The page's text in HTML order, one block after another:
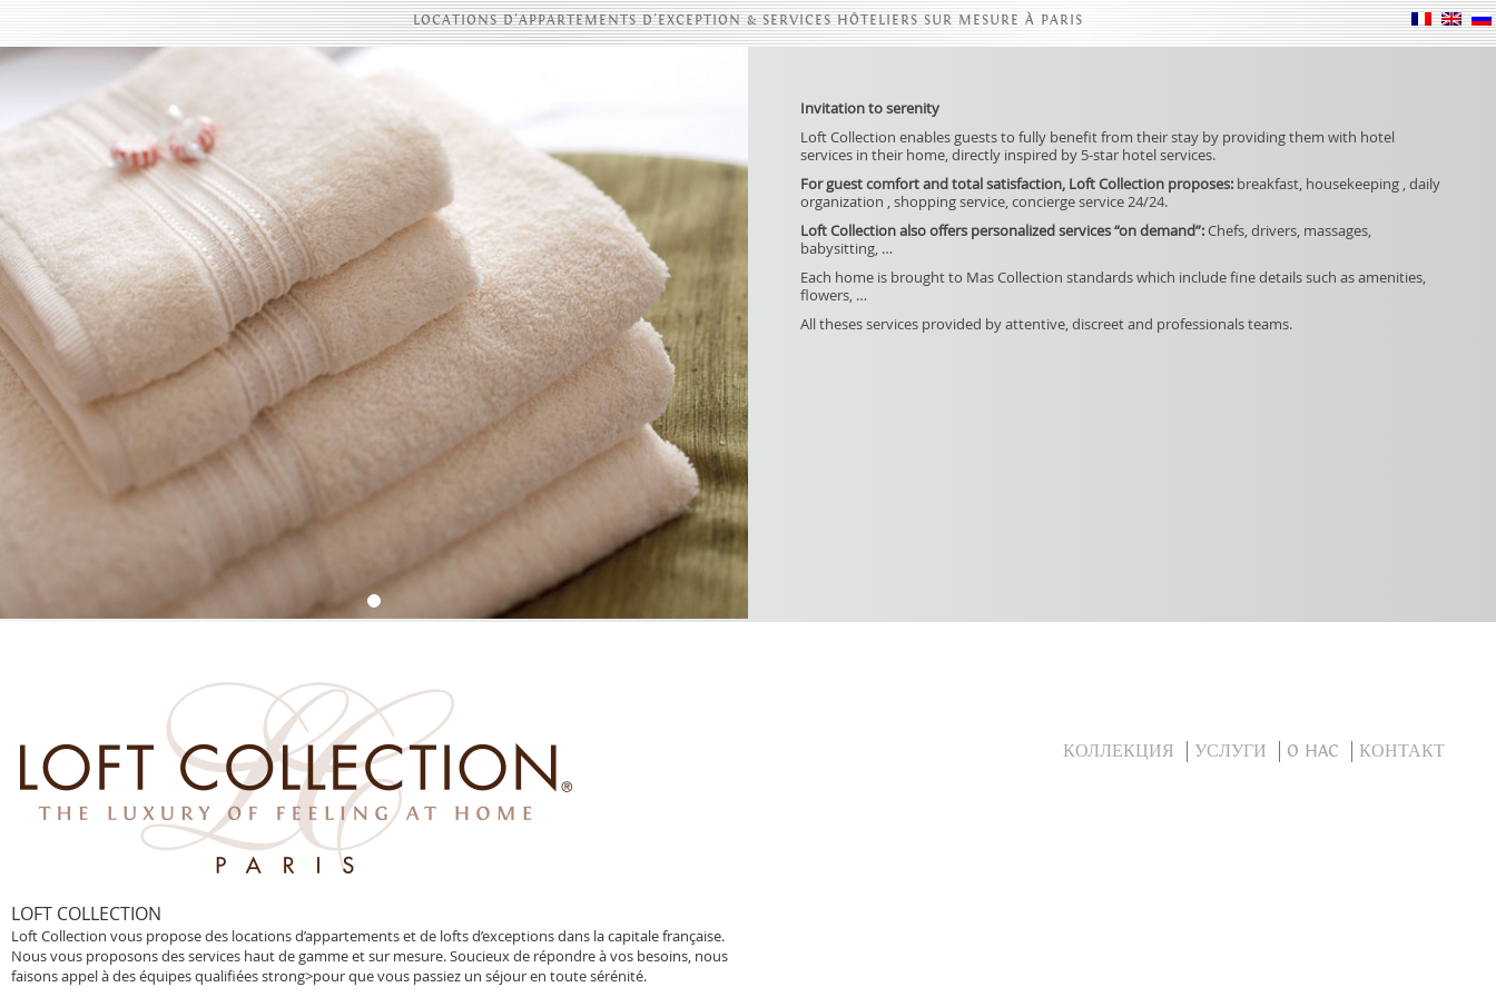
LOCATIONS D'APPARTEMENTS D’EXCEPTION & SERVICES HÔTELIERS SUR MESURE À PARIS
Invitation to serenity
Loft Collection enables guests to fully benefit from their stay by providing them with hotel
services in their home, directly inspired by 5-star hotel services.
For guest comfort and total satisfaction, Loft Collection proposes: breakfast, housekeeping , daily
organization , shopping service, concierge service 24/24.
Loft Collection also offers personalized services “on demand”:Chefs, drivers, massages,
babysitting, …
Each home is brought to Mas Collection standards which include fine details such as amenities,
flowers, …
All theses services provided by attentive, discreet and professionals teams.
КОЛЛЕКЦИЯ УСЛУГИ O HAC КОНТАКТ
LOFT COLLECTION
Loft Collection vous propose des locations d’appartements et de lofts d’exceptions dans la capitale française.
Nous vous proposons des services haut de gamme et sur mesure. Soucieux de répondre à vos besoins, nous
faisons appel à des équipes qualifiées strong>pour que vous passiez un séjour en toute sérénité.